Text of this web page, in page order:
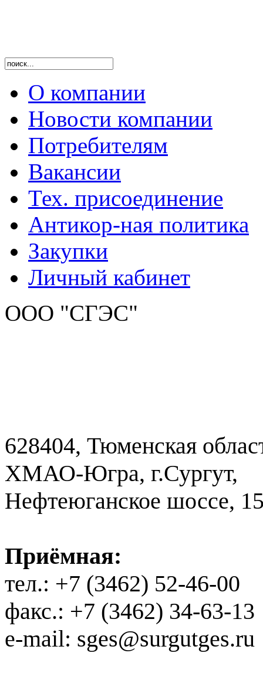
О компании
Новости компании
Потребителям
Вакансии
Тех. присоединение
Антикор-ная политика
Закупки
Личный кабинет
ООО "СГЭС"
628404, Тюменская
ХМАО-Югра, г.Сургут,
Нефтеюганское шоссе,
Приёмная:
тел.: +7 (3462) 52-46-00
факс.: +7 (3462) 34-63-13
e-mail: sges@surgutges.ru